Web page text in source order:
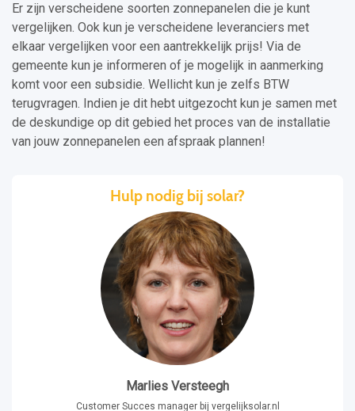
Er zijn verscheidene soorten zonnepanelen die je kunt
vergelijken. Ook kun je verscheidene leveranciers met
elkaar vergelijken voor een aantrekkelijk prijs! Via de
gemeente kun je informeren of je mogelijk in aanmerking
komt voor een subsidie. Wellicht kun je zelfs BTW
terugvragen. Indien je dit hebt uitgezocht kun je samen met
de deskundige op dit gebied het proces van de installatie
van jouw zonnepanelen een afspraak plannen!
Hulp nodig bij solar?
Marlies Versteegh
Customer Succes manager bij vergelijksolar.nl